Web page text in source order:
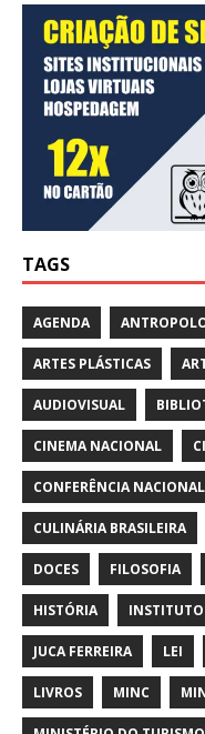
TAGS
AGENDA
ARTES PLÁSTICAS
AUDIOVISUAL
CINEMA NACIONAL
CONFERÊNCIA
CULINÁRIA BRASILEIRA
DOCES FILOSOFIA
HISTÓRIA INSTITUTO
JUCA FERREIRA LEI
LIVROS MINC